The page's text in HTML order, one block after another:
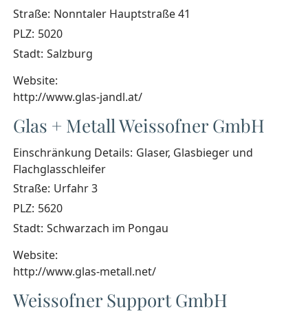
Straße: Nonntaler Hauptstraße 41
PLZ: 5020
Stadt: Salzburg
Website:
http://www.glas-jandl.at/
Glas + Metall Weissofner GmbH
Einschränkung Details: Glaser, Glasbieger und
Flachglasschleifer
Straße: Urfahr 3
PLZ: 5620
Stadt: Schwarzach im Pongau
Website:
http://www.glas-metall.net/
Weissofner Support GmbH